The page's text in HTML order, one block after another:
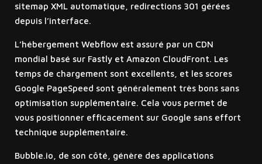
sitemap XML automatique, redirections 301 gérées
depuis l’interface.
L’hébergement Webflow est assuré par un CDN
mondial basé sur Fastly et Amazon CloudFront. Les
temps de chargement sont excellents, et les scores
Google PageSpeed sont généralement très bons sans
optimisation supplémentaire. Cela vous permet de
vous positionner efficacement sur Google sans effort
technique supplémentaire.
Bubble.io, de son côté, génère des applications